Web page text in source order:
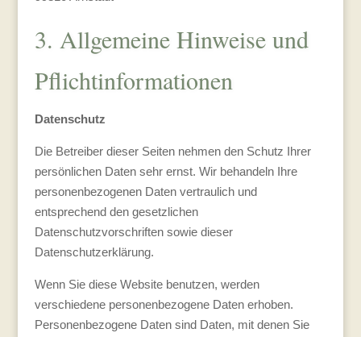
3. Allgemeine Hinweise und
Pflicht­informationen
Datenschutz
Die Betreiber dieser Seiten nehmen den Schutz Ihrer
persönlichen Daten sehr ernst. Wir behandeln Ihre
personenbezogenen Daten vertraulich und
entsprechend den gesetzlichen
Datenschutzvorschriften sowie dieser
Datenschutzerklärung.
Wenn Sie diese Website benutzen, werden
verschiedene personenbezogene Daten erhoben.
Personenbezogene Daten sind Daten, mit denen Sie